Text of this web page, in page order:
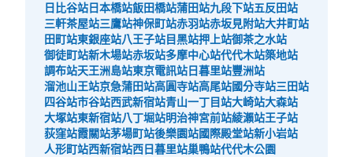
日比谷站日本橋站飯田橋站蒲田站九段下站五反田站
三軒茶屋站三鷹站神保町站赤羽站赤坂見附站大井町站
田町站東銀座站八王子站目黑站押上站御茶之水站
御徒町站新木場站赤坂站多摩中心站代代木站築地站
調布站天王洲島站東京電訊站日暮里站豐洲站
溜池山王站京急蒲田站高圓寺站高尾站國分寺站三田站
四谷站市谷站西武新宿站青山一丁目站大崎站大森站
大塚站東新宿站八丁堀站明治神宮前站綾瀨站王子站
荻窪站霞關站茅場町站後樂園站國際殿堂站新小岩站
人形町站西新宿站西日暮里站巢鴨站代代木公園